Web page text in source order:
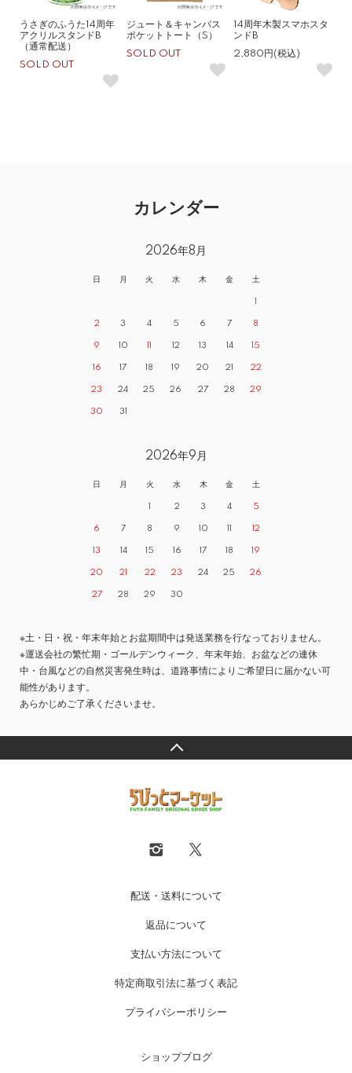
うさぎのふうた14周年
アクリルスタンドB
（通常配送）
SOLD OUT
ジュート＆キャンバス
ポケットトート（S）
SOLD OUT
14周年木製スマホスタ
ンドB
2,880円(税込)
カレンダー
2026年8月
日 月 火 水 木 金 土
1
2 3 4 5 6 7 8
9 10 11 12 13 14 15
16 17 18 19 20 21 22
23 24 25 26 27 28 29
30 31
2026年9月
日 月 火 水 木 金 土
1 2 3 4 5
6 7 8 9 10 11 12
13 14 15 16 17 18 19
20 21 22 23 24 25 26
27 28 29 30
※土・日・祝・年末年始とお盆期間中は発送業務を行なっておりません。
※運送会社の繁忙期・ゴールデンウィーク、年末年始、お盆などの連休
中・台風などの自然災害発生時は、道路事情によりご希望日に届かない可
能性があります。
あらかじめご了承くださいませ。
配送・送料について
返品について
支払い方法について
特定商取引法に基づく表記
プライバシーポリシー
ショップブログ